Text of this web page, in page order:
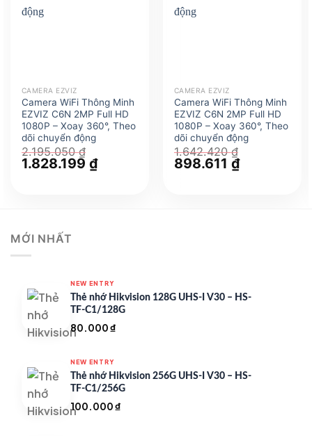
CAMERA EZVIZ
Camera WiFi Thông Minh
EZVIZ C6N 2MP Full HD
1080P – Xoay 360°, Theo
dõi chuyển động
2.195.050₫
Giá
gốc
1.828.199 ₫Giá
hiện
CAMERA EZVIZ
Camera WiFi Thông Minh
EZVIZ C6N 2MP Full HD
1080P – Xoay 360°, Theo
dõi chuyển động
1.642.420₫
Giá
gốc
898.611 ₫Giá
hiện
MỚI NHẤT
NEW ENTRY
Thẻ nhớ Hikvision 128G UHS-I V30 – HS-
TF-C1/128G
80.000₫
NEW ENTRY
Thẻ nhớ Hikvision 256G UHS-I V30 – HS-
TF-C1/256G
100.000₫